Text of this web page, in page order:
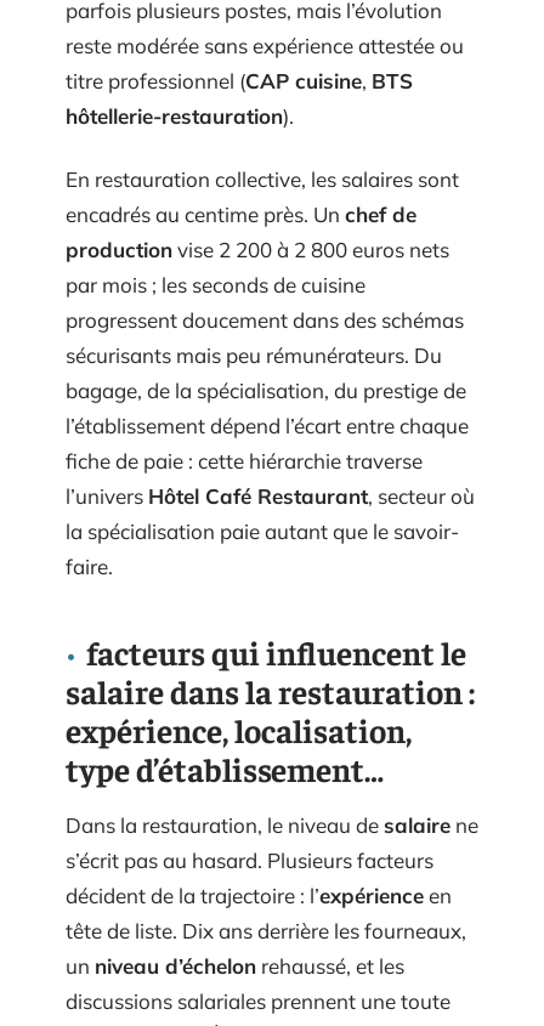
parfois plusieurs postes, mais l’évolution
reste modérée sans expérience attestée ou
titre professionnel (CAP cuisine, BTS
hôtellerie-restauration).
En restauration collective, les salaires sont
encadrés au centime près. Un chef de
productionvise 2 200 à 2 800 euros nets
par mois ; les seconds de cuisine
progressent doucement dans des schémas
sécurisants mais peu rémunérateurs. Du
bagage, de la spécialisation, du prestige de
l’établissement dépend l’écart entre chaque
fiche de paie : cette hiérarchie traverse
l’univers Hôtel Café Restaurant, secteur où
la spécialisation paie autant que le savoir-
faire.
facteurs qui influencent le
salaire dans la restauration :
expérience, localisation,
type d’établissement…
Dans la restauration, le niveau desalaire ne
s’écrit pas au hasard. Plusieurs facteurs
décident de la trajectoire : l’expérienceen
tête de liste. Dix ans derrière les fourneaux,
un niveau d’échelon rehaussé, et les
discussions salariales prennent une toute